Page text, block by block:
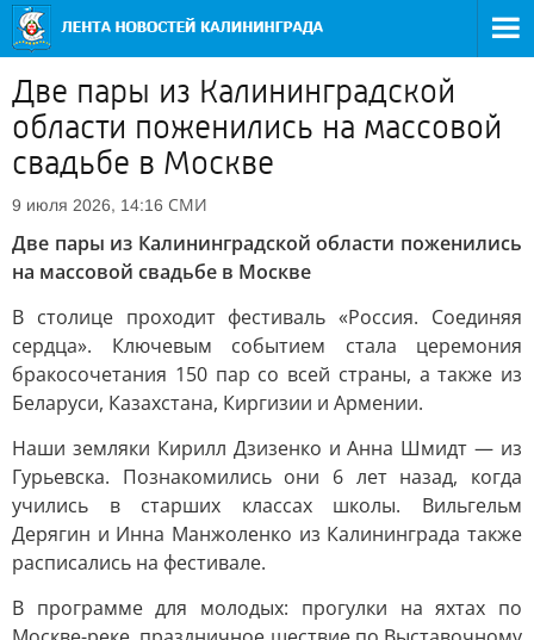
Две пары из Калининградской
области поженились на массовой
свадьбе в Москве
9 июля 2026, 14:16 СМИ
Две пары из Калининградской области поженились
на массовой свадьбе в Москве
В столице проходит фестиваль «Россия. Соединяя
сердца». Ключевым событием стала церемония
бракосочетания 150 пар со всей страны, а также из
Беларуси, Казахстана, Киргизии и Армении.
Наши земляки Кирилл Дзизенко и Анна Шмидт — из
Гурьевска. Познакомились они 6 лет назад, когда
учились в старших классах школы. Вильгельм
Дерягин и Инна Манжоленко из Калининграда также
расписались на фестивале.
В программе для молодых: прогулки на яхтах по